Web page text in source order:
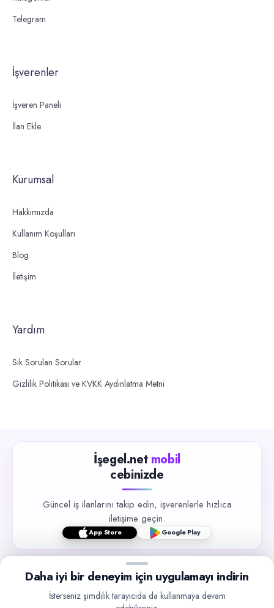
Telegram
İşverenler
İşveren Paneli
İlan Ekle
Kurumsal
Hakkımızda
Kullanım Koşulları
Blog
İletişim
Yardım
Sık Sorulan Sorular
Gizlilik Politikası ve KVKK Aydınlatma Metni
İşegel.net mobil
cebinizde
Güncel iş ilanlarını takip edin, işverenlerle hızlıca
iletişime geçin.
App Store Google Play
Daha iyi bir deneyim için uygulamayı indirin
İsterseniz şimdilik tarayıcıda da kullanmaya devam